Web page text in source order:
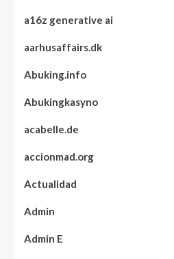
a16z generative ai
aarhusaffairs.dk
Abuking.info
Abukingkasyno
acabelle.de
accionmad.org
Actualidad
Admin
Admin E